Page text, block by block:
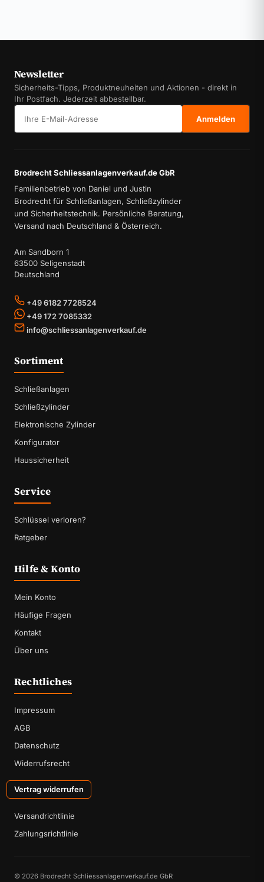
Newsletter
Sicherheits-Tipps, Produktneuheiten und Aktionen - direkt in
Ihr Postfach. Jederzeit abbestellbar.
Anmelden
Brodrecht Schliessanlagenverkauf.de GbR
Familienbetrieb von Daniel und Justin
Brodrecht für Schließanlagen, Schließzylinder
und Sicherheitstechnik. Persönliche Beratung,
Versand nach Deutschland & Österreich.
Am Sandborn 1
63500 Seligenstadt
Deutschland
+49 6182 7728524
+49 172 7085332
info@schliessanlagenverkauf.de
Sortiment
Schließanlagen
Schließzylinder
Elektronische Zylinder
Konfigurator
Haussicherheit
Service
Schlüssel verloren?
Ratgeber
Hilfe & Konto
Mein Konto
Häufige Fragen
Kontakt
Über uns
Rechtliches
Impressum
AGB
Datenschutz
Widerrufsrecht
Vertrag widerrufen
Versandrichtlinie
Zahlungsrichtlinie
© 2026 Brodrecht Schliessanlagenverkauf.de GbR